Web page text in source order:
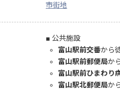
市街地
公共施設
富山駅前交番から
富山駅前郵便局か
富山駅前ひまわり
富山駅北郵便局か